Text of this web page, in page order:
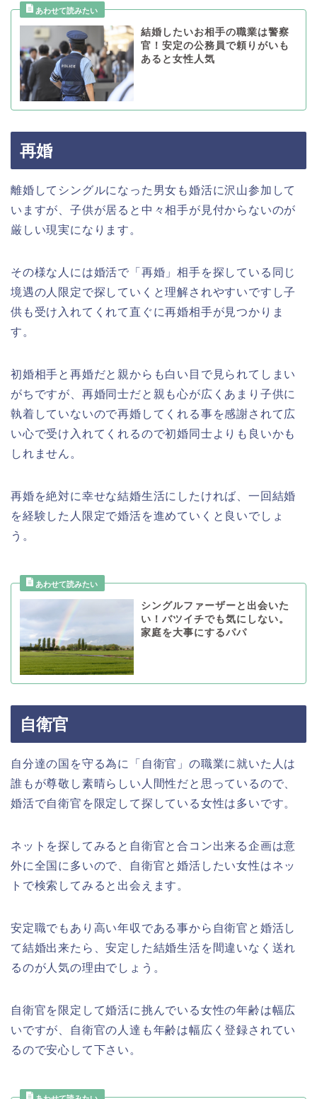
結婚したいお相手の職業は警察
官！安定の公務員で頼りがいも
あると女性人気
再婚
離婚してシングルになった男女も婚活に沢山参加して
いますが、子供が居ると中々相手が見付からないのが
厳しい現実になります。
その様な人には婚活で「再婚」相手を探している同じ
境遇の人限定で探していくと理解されやすいですし子
供も受け入れてくれて直ぐに再婚相手が見つかりま
す。
初婚相手と再婚だと親からも白い目で見られてしまい
がちですが、再婚同士だと親も心が広くあまり子供に
執着していないので再婚してくれる事を感謝されて広
い心で受け入れてくれるので初婚同士よりも良いかも
しれません。
再婚を絶対に幸せな結婚生活にしたければ、一回結婚
を経験した人限定で婚活を進めていくと良いでしょ
う。
シングルファーザーと出会いた
い！バツイチでも気にしない。
家庭を大事にするパパ
自衛官
自分達の国を守る為に「自衛官」の職業に就いた人は
誰もが尊敬し素晴らしい人間性だと思っているので、
婚活で自衛官を限定して探している女性は多いです。
ネットを探してみると自衛官と合コン出来る企画は意
外に全国に多いので、自衛官と婚活したい女性はネッ
トで検索してみると出会えます。
安定職でもあり高い年収である事から自衛官と婚活し
て結婚出来たら、安定した結婚生活を間違いなく送れ
るのが人気の理由でしょう。
自衛官を限定して婚活に挑んでいる女性の年齢は幅広
いですが、自衛官の人達も年齢は幅広く登録されてい
るので安心して下さい。